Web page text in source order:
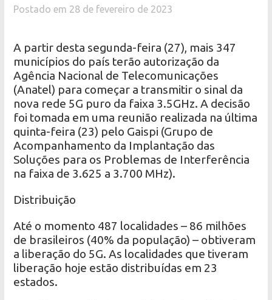
Postado em 28 de fevereiro de 2023
A partir desta segunda-feira (27), mais 347
municípios do país terão autorização da
Agência Nacional de Telecomunicações
(Anatel) para começar a transmitir o sinal da
nova rede 5G puro da faixa 3.5GHz. A decisão
foi tomada em uma reunião realizada na última
quinta-feira (23) pelo Gaispi (Grupo de
Acompanhamento da Implantação das
Soluções para os Problemas de Interferência
na faixa de 3.625 a 3.700 MHz).
Distribuição
Até o momento 487 localidades – 86 milhões
de brasileiros (40% da população) – obtiveram
a liberação do 5G. As localidades que tiveram
liberação hoje estão distribuídas em 23
estados.